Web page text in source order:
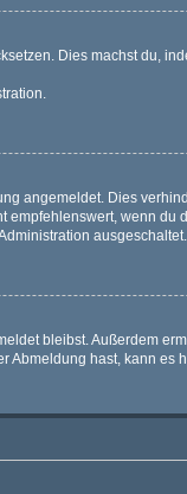
Dies machst du,
angemeldet. Dies
wenn
ausgeschaltet.
bleibst. Außerdem
Abmeldung hast, kann es